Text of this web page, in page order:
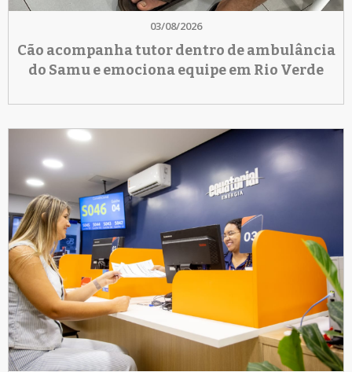
03/08/2026
Cão acompanha tutor dentro de ambulância
do Samu e emociona equipe em Rio Verde